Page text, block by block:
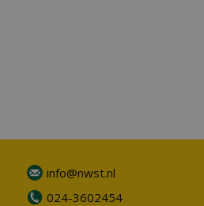
info@nwst.nl
024-3602454